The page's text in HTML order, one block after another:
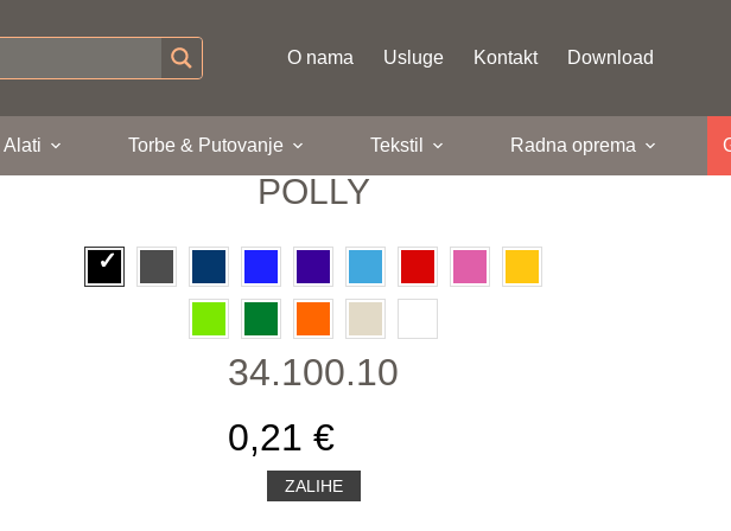
O nama Usluge Kontakt Download
Alati Torbe & Putovanje Tekstil Radna oprema
POLLY
34.100.10
0,21 €
ZALIHE